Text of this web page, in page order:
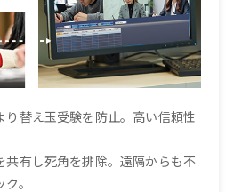
り替え玉受験を防止。高い信頼性
共有し死角を排除。遠隔からも不
。